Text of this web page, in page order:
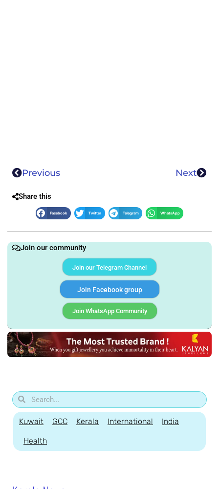
Previous Next
Share this
Facebook Twitter Telegram WhatsApp
Join our community
Join our Telegram Channel
Join Facebook group
Join WhatsApp Community
Kuwait GCC Kerala International India
Health